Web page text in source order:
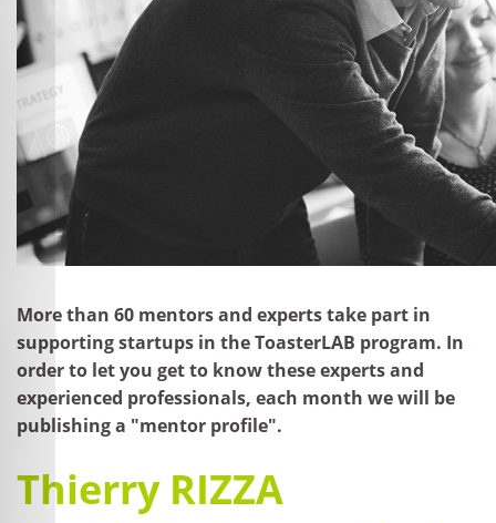
More than 60 mentors and experts take part in
supporting startups in the ToasterLAB program. In
order to let you get to know these experts and
experienced professionals, each month we will be
publishing a "mentor profile".
Thierry RIZZA